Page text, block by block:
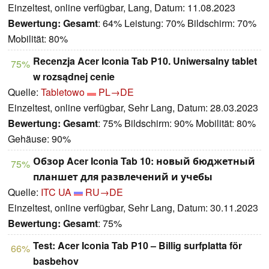
Einzeltest, online verfügbar, Lang, Datum: 11.08.2023
Bewertung: Gesamt: 64% Leistung: 70% Bildschirm: 70%
Mobilität: 80%
75% Recenzja Acer Iconia Tab P10. Uniwersalny tablet
w rozsądnej cenie
Quelle: Tabletowo
PL→DE
Einzeltest, online verfügbar, Sehr Lang, Datum: 28.03.2023
Bewertung: Gesamt: 75% Bildschirm: 90% Mobilität: 80%
Gehäuse: 90%
75% Обзор Acer Iconia Tab 10: новый бюджетный
планшет для развлечений и учебы
Quelle: ITC UA
RU→DE
Einzeltest, online verfügbar, Sehr Lang, Datum: 30.11.2023
Bewertung: Gesamt: 75%
66% Test: Acer Iconia Tab P10 – Billig surfplatta för
basbehov